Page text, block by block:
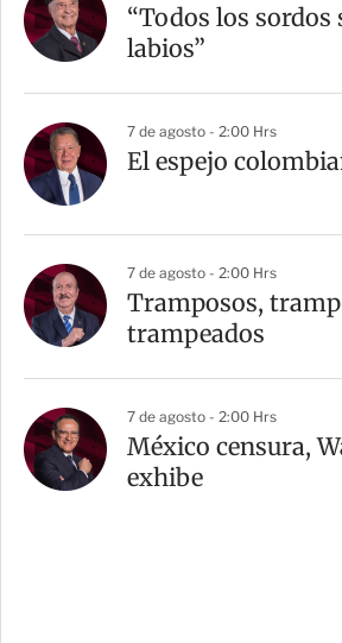
“Todos los sordos
labios”
7 de agosto - 2:00 Hrs
El espejo
7 de agosto - 2:00 Hrs
Tramposos,
trampeados
7 de agosto - 2:00 Hrs
México censura,
exhibe